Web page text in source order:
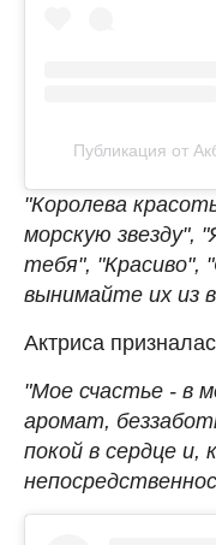
Публикация от
"Королева
морскую звезду",
тебя", "Красиво",
вынимайте их из
Актриса
"Мое счастье - в
аромат,
покой в сердце и,